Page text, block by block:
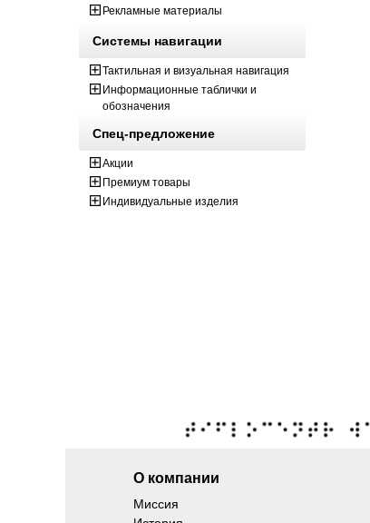
Рекламные материалы
Системы навигации
Тактильная и визуальная навигация
Информационные таблички и
обозначения
Спец-предложение
Акции
Премиум товары
Индивидуальные изделия
О компании
Миссия